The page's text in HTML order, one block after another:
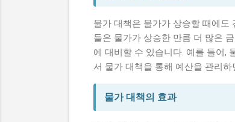
물가 대책은 물가가 상승할 때에도
들은 물가가 상승한 만큼 더 많은
에 대비할 수 있습니다. 예를 들어,
서 물가 대책을 통해 예산을 관리
물가 대책의 효과